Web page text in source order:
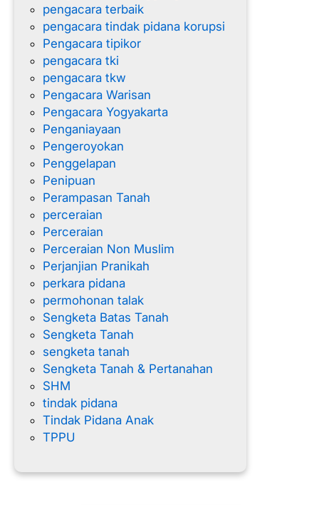
pengacara terbaik
pengacara tindak pidana korupsi
Pengacara tipikor
pengacara tki
pengacara tkw
Pengacara Warisan
Pengacara Yogyakarta
Penganiayaan
Pengeroyokan
Penggelapan
Penipuan
Perampasan Tanah
perceraian
Perceraian
Perceraian Non Muslim
Perjanjian Pranikah
perkara pidana
permohonan talak
Sengketa Batas Tanah
Sengketa Tanah
sengketa tanah
Sengketa Tanah & Pertanahan
SHM
tindak pidana
Tindak Pidana Anak
TPPU